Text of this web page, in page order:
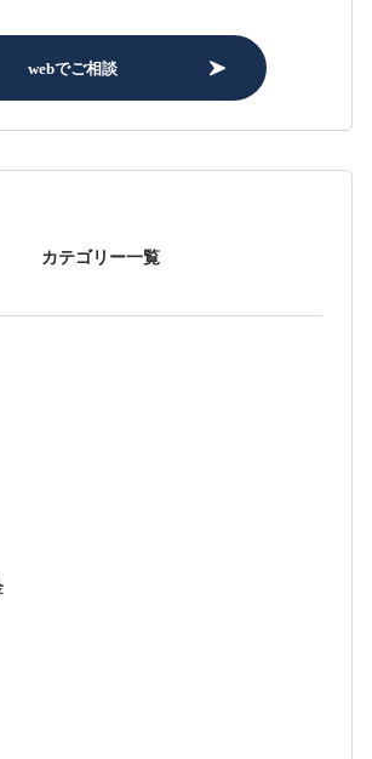
webでご相談
カテゴリー一覧